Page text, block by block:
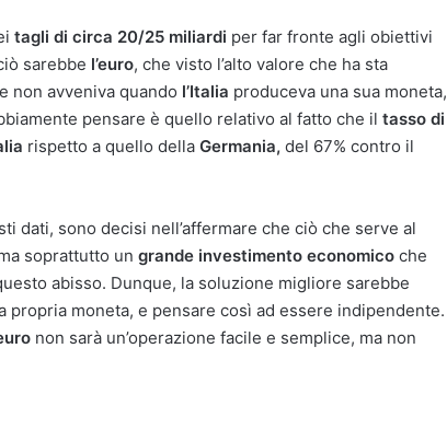
tagli di circa 20/25 miliardi per far fronte agli obiettivi
sarebbe l’euro, che visto l’alto valore che ha sta
non avveniva quando l’Italia produceva una sua moneta,
pensare è quello relativo al fatto che il tasso di
rispetto a quello della Germania, del 67% contro il
dati, sono decisi nell’affermare che ciò che serve al
soprattutto un grande investimento economico che
abisso. Dunque, la soluzione migliore sarebbe
propria moneta, e pensare così ad essere indipendente.
non sarà un’operazione facile e semplice, ma non